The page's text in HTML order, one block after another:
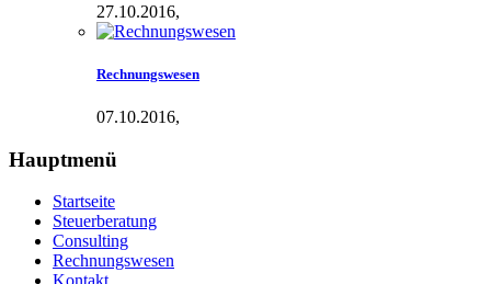
27.10.2016,
Rechnungswesen
07.10.2016,
Hauptmenü
Startseite
Steuerberatung
Consulting
Rechnungswesen